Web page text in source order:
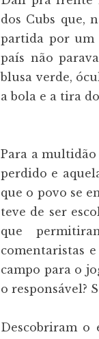
dos Cubs que,
partida por um
país não
blusa verde,
a bola e a tira
Para a multidão
perdido e
que o povo se
teve de ser
que
comentaristas
campo para o
o responsável?
Descobriram o